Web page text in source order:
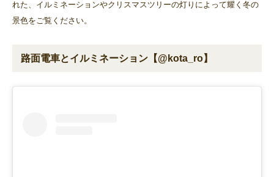
れた、イルミネーションやクリスマスツリーの灯りによって耀く冬の
景色をご覧ください。
路面電車とイルミネーション【@kota_ro】